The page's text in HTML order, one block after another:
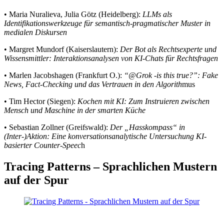
• Maria Nuralieva, Julia Götz (Heidelberg): LLMs als
Identifikationswerkzeuge für semantisch-pragmatischer Muster in
medialen Diskursen
• Margret Mundorf (Kaiserslautern): Der Bot als Rechtsexperte und
Wissensmittler: Interaktionsanalysen von KI-Chats für Rechtsfragen
• Marlen Jacobshagen (Frankfurt O.): “@Grok -is this true?”: Fake
News, Fact-Checking und das Vertrauen in den Algorithmus
• Tim Hector (Siegen): Kochen mit KI: Zum Instruieren zwischen
Mensch und Maschine in der smarten Küche
• Sebastian Zollner (Greifswald): Der „Hasskompass“ in
(Inter-)Aktion: Eine konversationsanalytische Untersuchung KI-
basierter Counter-Speech
Tracing Patterns – Sprachlichen Mustern
auf der Spur